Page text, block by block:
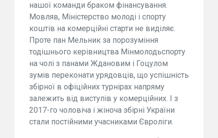
нашої команди браком фінансування.
Мовляв, Міністерство молоді і спорту
коштів на комерційні старти не виділяє.
Проте пан Мельник за порозуміння
тодішнього керівництва Мінмолодьспорту
на чолі з панами Ждановим і Гоцулом
зумів переконати урядовців, що успішність
збірної в офіційних турнірах напряму
залежить від виступів у комерційних. І з
2017-го чоловіча і жіноча збірні України
стали постійними учасниками Євроліги.